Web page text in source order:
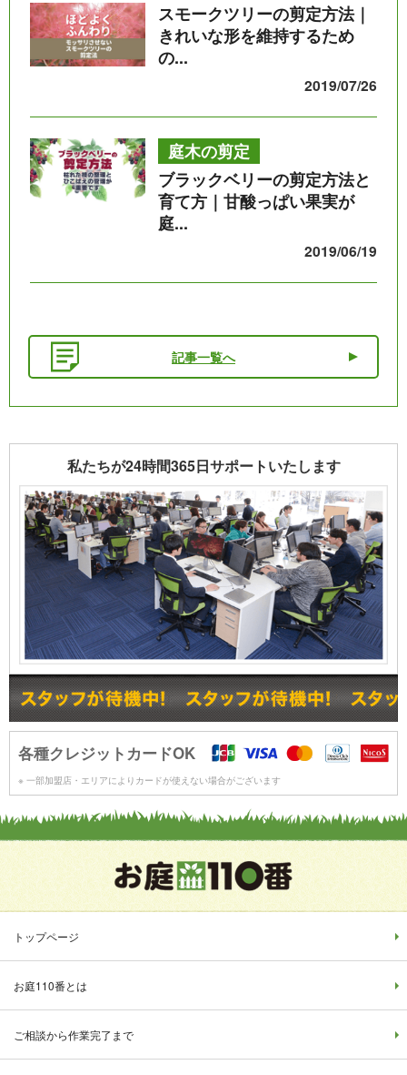
スモークツリーの剪定方法｜
きれいな形を維持するため
の...
2019/07/26
庭木の剪定
ブラックベリーの剪定方法と
育て方｜甘酸っぱい果実が
庭...
2019/06/19
記事一覧へ
私たちが24時間365日サポートいたします
各種クレジットカードOK
※ 一部加盟店・エリアによりカードが使えない場合がございます
トップページ
お庭110番とは
ご相談から作業完了まで